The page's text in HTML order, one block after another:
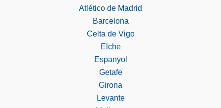
Atlético de Madrid
Barcelona
Celta de Vigo
Elche
Espanyol
Getafe
Girona
Levante